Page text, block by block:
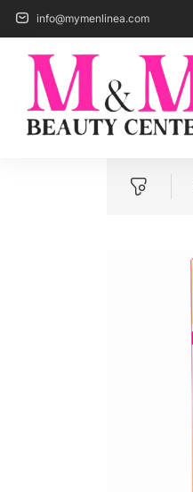
info@mymenlinea.com